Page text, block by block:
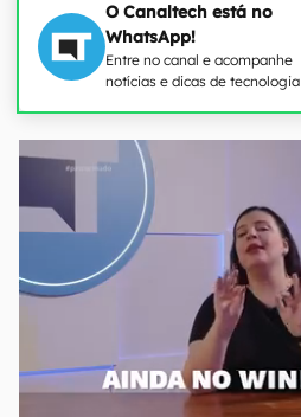
O Canaltech está no
WhatsApp!
Entre no canal e acompanhe
notícias e dicas de tecnologia